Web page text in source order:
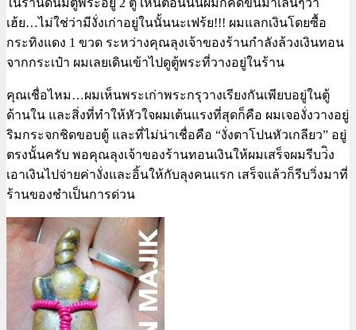
ในร้านดันมีตู้พระอยู่ 2 ตู้ เห็นตอนนั้นผมก็คิดขึ้นมาเล่นๆว่า
เฮ้ย…ไม่ใช่ว่ามีงั่งเก่าอยู่ในนั้นนะเฟร้ย!!! ผมแลกเงินโดยซื้อ
กระทิงแดง 1 ขวด ระหว่างคุณลุงเจ้าของร้านกำลังล้วงเงินทอน
จากกระเป๋า ผมเลยเดินเข้าไปดูตู้พระที่วางอยู่ในร้าน
คุณเชื่อไหม…ผมเห็นพระเก่าพระกรุวางเรียงกันเพียบอยู่ในตู้
ด้านใน และสิ่งที่ทำให้หัวใจผมเต้นแรงที่สุดก็คือ ผมเจองั่งวางอยู่
ริมกระจกชิดขอบตู้ และที่ไม่น่าเชื่อคือ “งั่งตาโปนหัวเกลียว” อยู่
ตรงนั้นครับ พอคุณลุงเจ้าของร้านทอนเงินให้ผมเสร็จผมรีบว่ิง
เอาเงินไปจ่ายค่างั่งและอิ้นให้กับลุงคนแรก เสร็จแล้วก็รีบวิ่งมาที่
ร้านของชำเป็นการด่วน